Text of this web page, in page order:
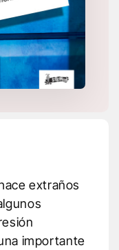
extraños
importante